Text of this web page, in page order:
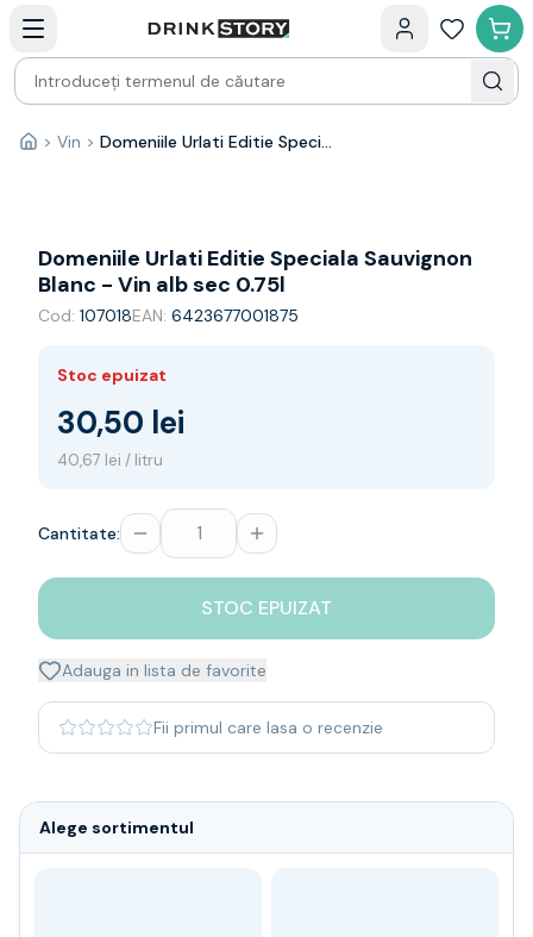
Bauturi fine — selectie
Produse Noi
Cosuri cadou
Pachete & Cadouri
Vin
Franta
Spania
Africa de Sud
Germania
Noua Zeelanda
Spumante
Sampanie
Single malt
Japanese
Bourbon
Blanded Japanese
Canadian
Rom
Vodka
Acasă
> Vin > Domeniile Urlati Editie Speciala Sauvignon Blanc - Vin alb sec 0.75l
Domeniile Urlati Editie Speciala Sauvignon
Blanc - Vin alb sec 0.75l
Cod: 107018EAN: 6423677001875
Stoc epuizat
30,50 lei
40,67 lei / litru
Cantitate:
STOC EPUIZAT
Adauga in lista de favorite
Fii primul care lasa o recenzie
Alege sortimentul